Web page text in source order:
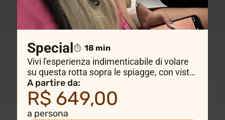
Special 18 min
Vivi l'esperienza indimenticabile di volare
su questa rotta sopra le spiagge, con viste
sensazionali fino al monumento più
importante di Rio de Janeiro – il Cristo
Redentore.
A partire da:
R$ 649,00
a persona